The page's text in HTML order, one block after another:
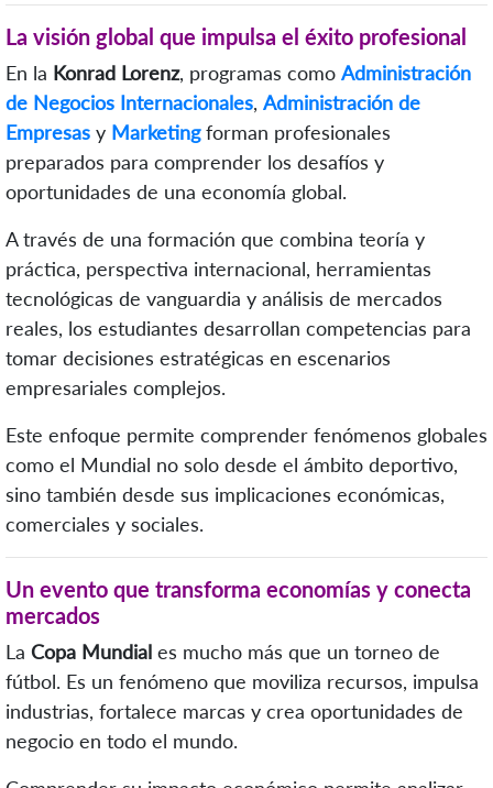
La visión global que impulsa el éxito profesional
En la Konrad Lorenz, programas como Administración
de Negocios Internacionales, Administración de
Empresas y Marketingforman profesionales
preparados para comprender los desafíos y
oportunidades de una economía global.
A través de una formación que combina teoría y
práctica, perspectiva internacional, herramientas
tecnológicas de vanguardia y análisis de mercados
reales, los estudiantes desarrollan competencias para
tomar decisiones estratégicas en escenarios
empresariales complejos.
Este enfoque permite comprender fenómenos globales
como el Mundial no solo desde el ámbito deportivo,
sino también desde sus implicaciones económicas,
comerciales y sociales.
Un evento que transforma economías y conecta
mercados
La Copa Mundial es mucho más que un torneo de
fútbol. Es un fenómeno que moviliza recursos, impulsa
industrias, fortalece marcas y crea oportunidades de
negocio en todo el mundo.